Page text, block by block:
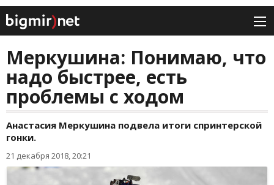
Меркушина: Понимаю, что
надо быстрее, есть
проблемы с ходом
Анастасия Меркушина подвела итоги спринтерской
гонки.
21 декабря 2018, 20:21